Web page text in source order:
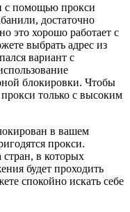
с помощью прокси
достаточно
это хорошо работает с
выбрать адрес из
вариант с
блокировки. Чтобы
только с высоким
в вашем
прокси.
в которых
будет проходить
спокойно искать себе